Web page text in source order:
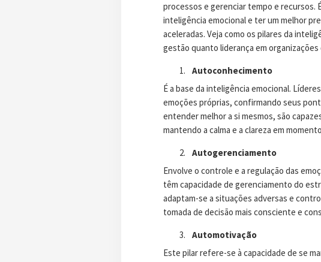
processos e gerenciar tempo e recursos.
inteligência emocional e ter um melhor
aceleradas. Veja como os pilares da
gestão quanto liderança em organizações
Autoconhecimento
É a base da inteligência emocional.
emoções próprias, confirmando seus
entender melhor a si mesmos, são
mantendo a calma e a clareza em
Autogerenciamento
Envolve o controle e a regulação das
têm capacidade de gerenciamento do
adaptam-se a situações adversas e
tomada de decisão mais consciente e
Automotivação
Este pilar refere-se à capacidade de se